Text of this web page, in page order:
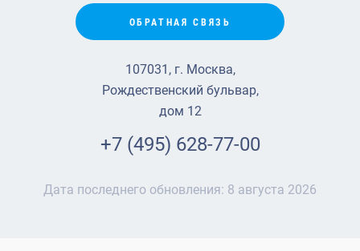
ОБРАТНАЯ СВЯЗЬ
107031, г. Москва,
Рождественский бульвар,
дом 12
+7 (495) 628-77-00
Дата последнего обновления: 8 августа 2026